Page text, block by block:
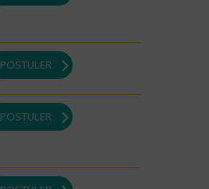
POSTULER
POSTULER